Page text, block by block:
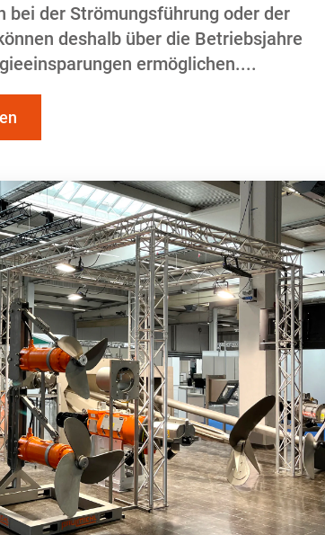
bei der Strömungsführung oder der
deshalb über die Betriebsjahre
ermöglichen.